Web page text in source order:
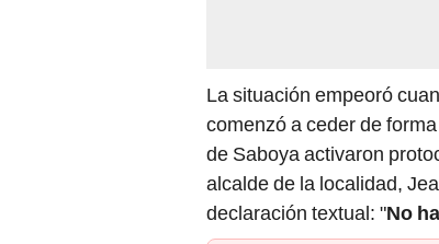
La situación empeoró
comenzó a ceder de
de Saboya activaron
alcalde de la localidad,
declaración textual: "No